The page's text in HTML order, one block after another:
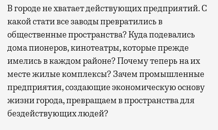
В городе не хватает действующих предприятий. С
какой стати все заводы превратились в
общественные пространства? Куда подевались
дома пионеров, кинотеатры, которые прежде
имелись в каждом районе? Почему теперь на их
месте жилые комплексы? Зачем промышленные
предприятия, создающие экономическую основу
жизни города, превращаем в пространства для
бездействующих людей?